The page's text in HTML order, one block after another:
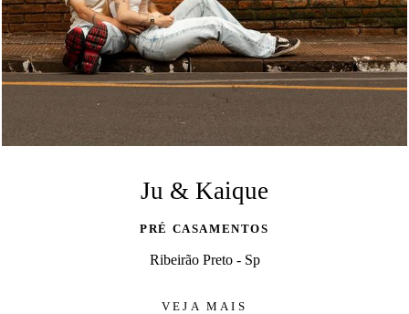
Ju & Kaique
PRÉ CASAMENTOS
Ribeirão Preto - Sp
VEJA MAIS